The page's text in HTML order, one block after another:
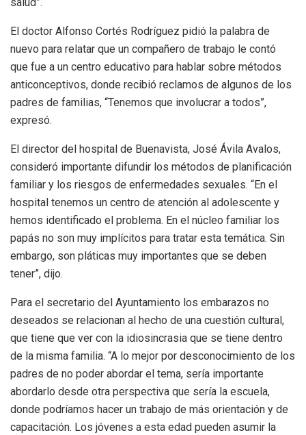
El doctor Alfonso Cortés Rodríguez pidió la palabra de
nuevo para relatar que un compañero de trabajo le contó
que fue a un centro educativo para hablar sobre métodos
anticonceptivos, donde recibió reclamos de algunos de los
padres de familias, “Tenemos que involucrar a todos”,
expresó.
El director del hospital de Buenavista, José Ávila Avalos,
consideró importante difundir los métodos de planificación
familiar y los riesgos de enfermedades sexuales. “En el
hospital tenemos un centro de atención al adolescente y
hemos identificado el problema. En el núcleo familiar los
papás no son muy implícitos para tratar esta temática. Sin
embargo, son pláticas muy importantes que se deben
tener”, dijo.
Para el secretario del Ayuntamiento los embarazos no
deseados se relacionan al hecho de una cuestión cultural,
que tiene que ver con la idiosincrasia que se tiene dentro
de la misma familia. “A lo mejor por desconocimiento de los
padres de no poder abordar el tema, sería importante
abordarlo desde otra perspectiva que sería la escuela,
donde podríamos hacer un trabajo de más orientación y de
capacitación. Los jóvenes a esta edad pueden asumir la